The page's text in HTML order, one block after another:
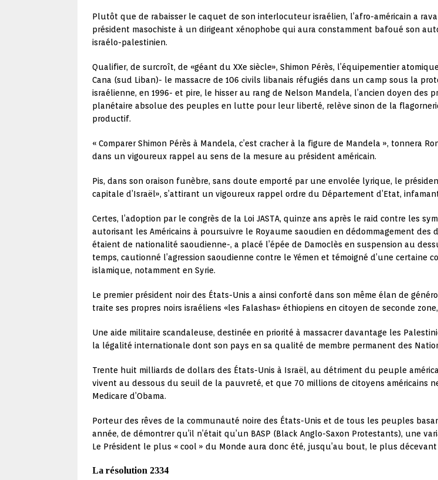
Plutôt que de rabaisser le caquet de son interlocuteur israélien, l’afro-américain a
président masochiste à un dirigeant xénophobe qui aura constamment bafoué son
israélo-palestinien.
Qualifier, de surcroît, de «géant du XXe siècle», Shimon Pérès, l’équipementier
Cana (sud Liban)- le massacre de 106 civils libanais réfugiés dans un camp sous la
israélienne, en 1996- et pire, le hisser au rang de Nelson Mandela, l’ancien doyen des
planétaire absolue des peuples en lutte pour leur liberté, relève sinon de la
productif.
« Comparer Shimon Pérès à Mandela, c’est cracher à la figure de Mandela », tonnera
dans un vigoureux rappel au sens de la mesure au président américain.
Pis, dans son oraison funèbre, sans doute emporté par une envolée lyrique, le
capitale d’Israël», s’attirant un vigoureux rappel ordre du Département d’Etat,
Certes, l’adoption par le congrès de la Loi JASTA, quinze ans après le raid contre les
autorisant les Américains à poursuivre le Royaume saoudien en dédommagement des
étaient de nationalité saoudienne-, a placé l’épée de Damoclès en suspension au
temps, cautionné l’agression saoudienne contre le Yémen et témoigné d’une certaine
islamique, notamment en Syrie.
Le premier président noir des États-Unis a ainsi conforté dans son même élan de
traite ses propres noirs israéliens «les Falashas» éthiopiens en citoyen de seconde
Une aide militaire scandaleuse, destinée en priorité à massacrer davantage les
la légalité internationale dont son pays en sa qualité de membre permanent des
Trente huit milliards de dollars des États-Unis à Israël, au détriment du peuple
vivent au dessous du seuil de la pauvreté, et que 70 millions de citoyens américains
Medicare d’Obama.
Porteur des rêves de la communauté noire des États-Unis et de tous les peuples
année, de démontrer qu’il n’était qu’un BASP (Black Anglo-Saxon Protestants), une
Le Président le plus « cool » du Monde aura donc été, jusqu’au bout, le plus
La résolution 2334